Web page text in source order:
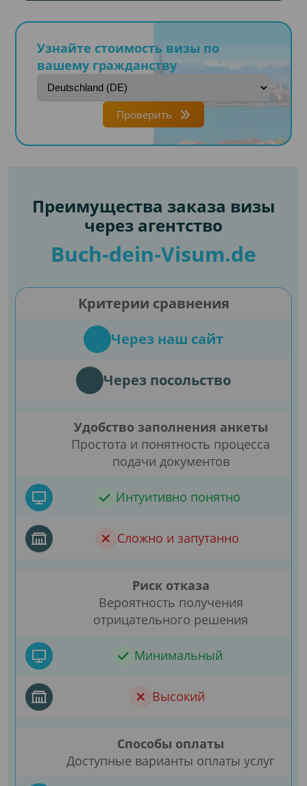
Узнайте стоимость визы по
вашему гражданству
Проверить
Преимущества заказа визы
через агентство
Buch-dein-Visum.de
Критерии сравнения
Через наш сайт
Через посольство
Удобство заполнения анкеты
Простота и понятность процесса
подачи документов
Интуитивно понятно
Сложно и запутанно
Риск отказа
Вероятность получения
отрицательного решения
Минимальный
Высокий
Способы оплаты
Доступные варианты оплаты услуг